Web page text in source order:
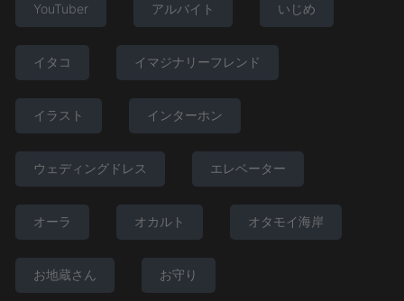
YouTuber アルバイト いじめ
イタコ イマジナリーフレンド
イラスト インターホン
ウェディングドレス エレベーター
オーラ オカルト オタモイ海岸
お地蔵さん お守り